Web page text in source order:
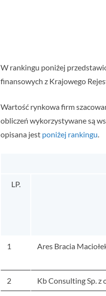
W rankingu poniżej
finansowych z Krajowego
Wartość rynkowa firm
obliczeń wykorzystywane są
opisana jest poniżej rankingu.
LP.
1 Ares Bracia
2 Kb Consulting Sp. z